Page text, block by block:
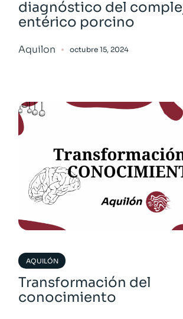
diagnóstico del
entérico porcino
Aquilon octubre 15, 2024
AQUILÓN
Transformación del
conocimiento